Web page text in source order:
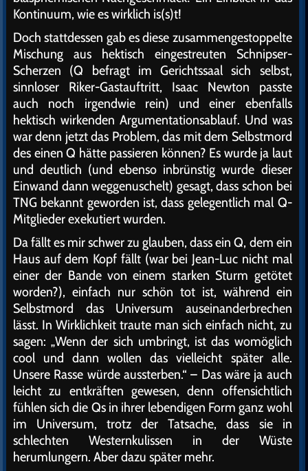
Kontinuum, wie es wirklich is(s)t!
Doch stattdessen gab es diese zusammengestoppelte
Mischung aus hektisch eingestreuten Schnipser-
Scherzen (Q befragt im Gerichtssaal sich selbst,
sinnloser Riker-Gastauftritt, Isaac Newton passte
auch noch irgendwie rein) und einer ebenfalls
hektisch wirkenden Argumentationsablauf. Und was
war denn jetzt das Problem, das mit dem Selbstmord
des einen Q hätte passieren können? Es wurde ja laut
und deutlich (und ebenso inbrünstig wurde dieser
Einwand dann weggenuschelt) gesagt, dass schon bei
TNG bekannt geworden ist, dass gelegentlich mal Q-
Mitglieder exekutiert wurden.
Da fällt es mir schwer zu glauben, dass ein Q, dem ein
Haus auf dem Kopf fällt (war bei Jean-Luc nicht mal
einer der Bande von einem starken Sturm getötet
worden?), einfach nur schön tot ist, während ein
Selbstmord das Universum auseinanderbrechen
lässt. In Wirklichkeit traute man sich einfach nicht, zu
sagen: „Wenn der sich umbringt, ist das womöglich
cool und dann wollen das vielleicht später alle.
Unsere Rasse würde aussterben.“ – Das wäre ja auch
leicht zu entkräften gewesen, denn offensichtlich
fühlen sich die Qs in ihrer lebendigen Form ganz wohl
im Universum, trotz der Tatsache, dass sie in
schlechten Westernkulissen in der Wüste
herumlungern. Aber dazu später mehr.